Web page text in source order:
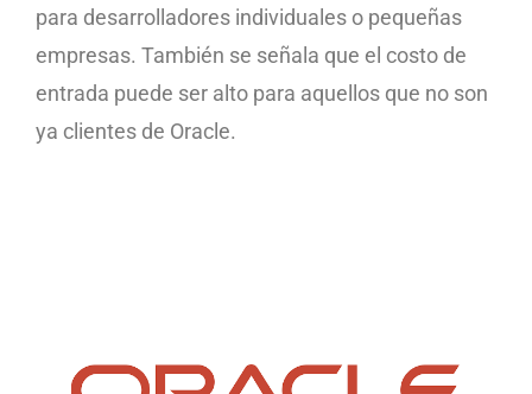
para desarrolladores individuales o pequeñas
empresas. También se señala que el costo de
entrada puede ser alto para aquellos que no son
ya clientes de Oracle.